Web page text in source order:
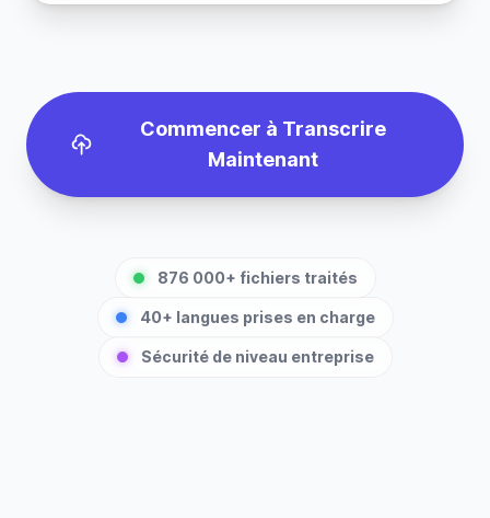
Commencer à Transcrire
Maintenant
876 000+ fichiers traités
40+ langues prises en charge
Sécurité de niveau entreprise